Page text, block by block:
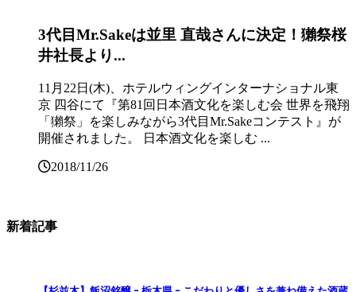
3代目Mr.Sakeは並里 直哉さんに決定！獺祭桜
井社長より...
11月22日(木)、ホテルウィングインターナショナル東
京 四谷にて『第81回日本酒文化を楽しむ会 世界を飛翔
「獺祭」を楽しみながら3代目Mr.Sakeコンテスト』が
開催されました。 日本酒文化を楽しむ ...
2018/11/26
新着記事